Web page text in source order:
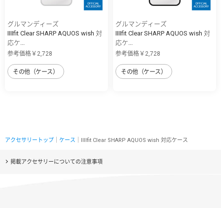
グルマンディーズ
IIIIfit Clear SHARP AQUOS wish 対
応ケ...
参考価格￥2,728
その他（ケース）
グルマンディーズ
IIIIfit Clear SHARP AQUOS wish 対
応ケ...
参考価格￥2,728
その他（ケース）
アクセサリートップ ケース ｜IIIIfit Clear SHARP AQUOS wish 対応ケース
掲載アクセサリーについての注意事項